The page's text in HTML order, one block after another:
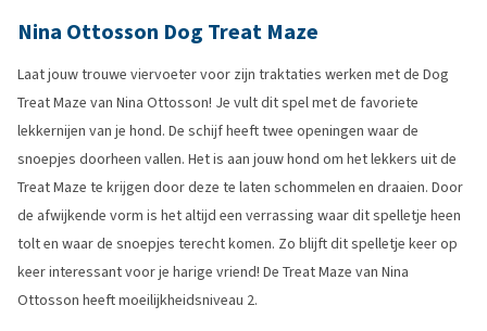
Nina Ottosson Dog Treat Maze
Laat jouw trouwe viervoeter voor zijn traktaties werken met de Dog
Treat Maze van Nina Ottosson! Je vult dit spel met de favoriete
lekkernijen van je hond. De schijf heeft twee openingen waar de
snoepjes doorheen vallen. Het is aan jouw hond om het lekkers uit de
Treat Maze te krijgen door deze te laten schommelen en draaien. Door
de afwijkende vorm is het altijd een verrassing waar dit spelletje heen
tolt en waar de snoepjes terecht komen. Zo blijft dit spelletje keer op
keer interessant voor je harige vriend! De Treat Maze van Nina
Ottosson heeft moeilijkheidsniveau 2.